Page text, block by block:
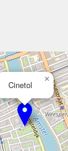
Cinetol
×